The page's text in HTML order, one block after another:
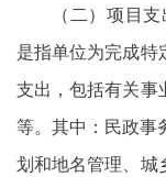
（二）项目
是指单位为完成特
支出，包括有关事
等。其中：民政事
划和地名管理、城